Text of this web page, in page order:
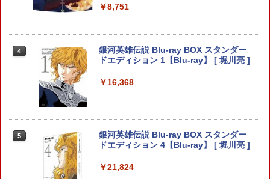
FF】【tomtoc公式店】 Switch 2対応 ハ
ードケース FancyCase-G05 Nintendo
2025年 スイッチ2モデル用 スリムケース
持ち運び キャリングケース 耐衝撃 薄型
クセサリーポーチ
【顧客満足度98.3%】 Switch2 ケース
大容量 Switch2/Switch通常モデル/Swit
ch lite/Switch 有機ELモテルに対応 収納
3
＼10％OFFクーポン／PS5用 冷却ファン
クーリングファン 冷却装置 USBクーラ
ー 外付け 自動冷却ファン 三つファン 急
速冷却 静音 装着簡単 排熱 熱対策 USB
ポート 省スペース 耐久性 プレイステー
ション5対応 ディスク版 デジタル版の両
￥2,680
【特典】テイルズ オブ エターニア リマ
スター PS5版(【早期購入特典】超冒険
￥8,751
4
銀河英雄伝説 Blu-ray BOX スタンダー
ドエディション 1【Blu-ray】 [ 堀川亮 ]
￥16,368
5
銀河英雄伝説 Blu-ray BOX スタンダー
ドエディション 4【Blu-ray】 [ 堀川亮 ]
￥21,824